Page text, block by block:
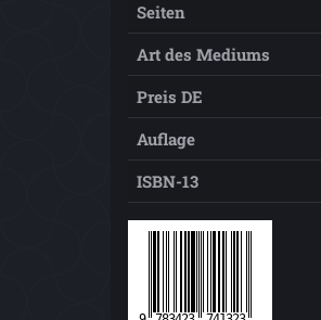
Seiten
Art des Mediums
Preis DE
Auflage
ISBN-13